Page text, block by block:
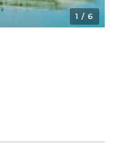
1 / 6